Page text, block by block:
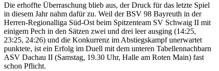
Die erhoffte Überraschung blieb aus, der Druck für das letzte Spiel
in diesem Jahr nahm dafür zu. Weil der BSV 98 Bayreuth in der
Herren-Regionalliga Süd-Ost beim Spitzenteam SV Schwaig II mit
einigem Pech in den Sätzen zwei und drei leer ausging (14:25,
23:25, 24:26) und die Konkurrenz im Abstiegskampf unerwartet
punktete, ist ein Erfolg im Duell mit dem unteren Tabellennachbarn
ASV Dachau II (Samstag, 19.30 Uhr, Halle am Roten Main) fast
schon Pflicht.